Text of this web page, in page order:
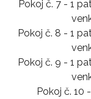
Pokoj č. 7 - 1
Pokoj č. 8 - 1
Pokoj č. 9 - 1
Pokoj č. 10